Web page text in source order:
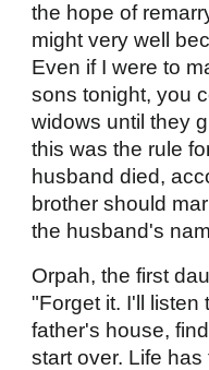
the hope of
might very well
Even if I were to
sons tonight, you
widows until they
this was the rule
husband died,
brother should
the husband's
Orpah, the first
"Forget it. I'll listen
father's house,
start over. Life